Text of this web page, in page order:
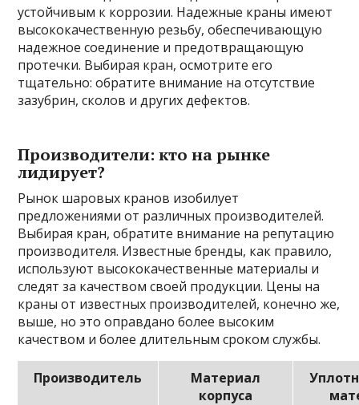
устойчивым к коррозии. Надежные краны имеют
высококачественную резьбу, обеспечивающую
надежное соединение и предотвращающую
протечки. Выбирая кран, осмотрите его
тщательно: обратите внимание на отсутствие
зазубрин, сколов и других дефектов.
Производители: кто на рынке
лидирует?
Рынок шаровых кранов изобилует
предложениями от различных производителей.
Выбирая кран, обратите внимание на репутацию
производителя. Известные бренды, как правило,
используют высококачественные материалы и
следят за качеством своей продукции. Цены на
краны от известных производителей, конечно же,
выше, но это оправдано более высоким
качеством и более длительным сроком службы.
Производитель
Материал
корпуса